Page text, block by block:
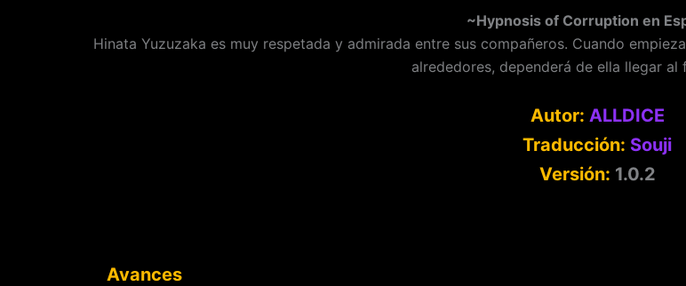
~Hypnosis of Corruption en
Hinata Yuzuzaka es muy respetada y admirada entre sus compañeros. Cuando
alrededores, dependerá de ella llegar
Autor: ALLDICE
Traducción: Souji
Versión: 1.0.2
Avances